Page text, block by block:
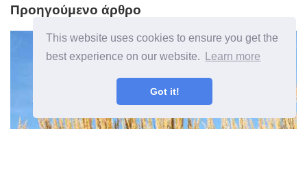
This website uses cookies to ensure you get the
best experience on our website.
Learn more
Got it!
Προηγούμενο άρθρο